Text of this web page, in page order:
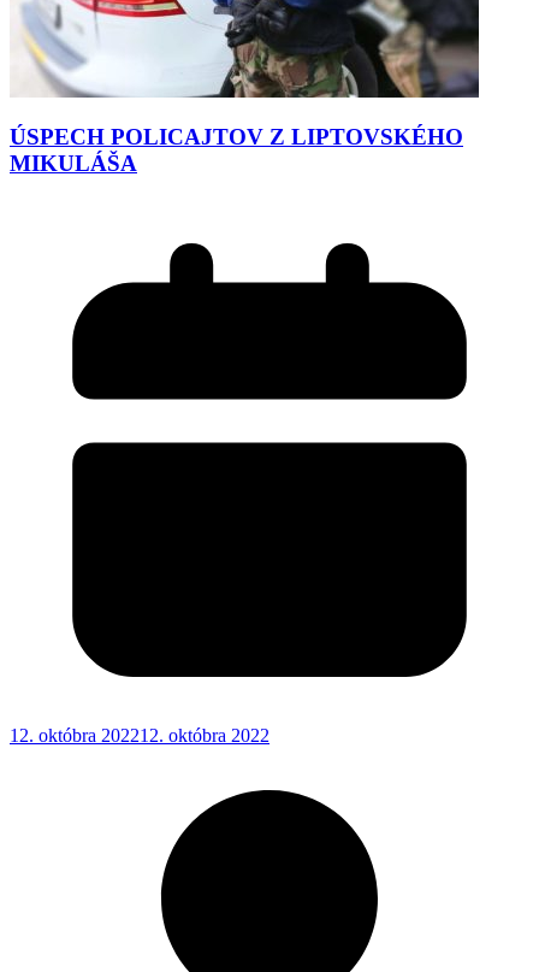
ÚSPECH POLICAJTOV Z LIPTOVSKÉHO
MIKULÁŠA
12. októbra 202212. októbra 2022